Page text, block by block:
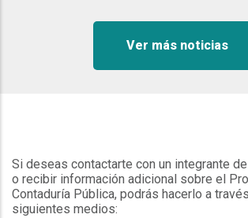
Ver más noticias
Si deseas contactarte con un integrante
o recibir información adicional sobre el
Contaduría Pública, podrás hacerlo a
siguientes medios: